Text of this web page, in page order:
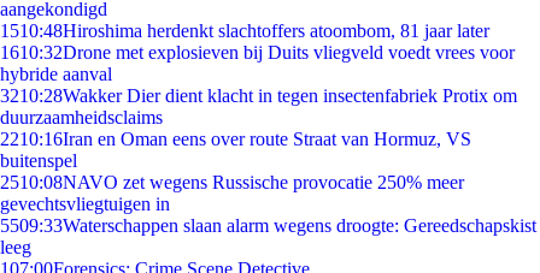
aangekondigd
1510:48Hiroshima herdenkt slachtoffers atoombom, 81 jaar later
1610:32Drone met explosieven bij Duits vliegveld voedt vrees voor
hybride aanval
3210:28Wakker Dier dient klacht in tegen insectenfabriek Protix om
duurzaamheidsclaims
2210:16Iran en Oman eens over route Straat van Hormuz, VS
buitenspel
2510:08NAVO zet wegens Russische provocatie 250% meer
gevechtsvliegtuigen in
5509:33Waterschappen slaan alarm wegens droogte: Gereedschapskist
leeg
107:00Forensics: Crime Scene Detective